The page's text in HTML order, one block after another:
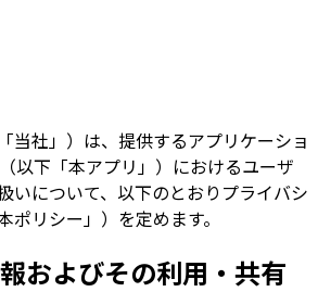
当社」）は、提供するアプリケーショ
以下「本アプリ」）におけるユーザ
いについて、以下のとおりプライバシ
ポリシー」）を定めます。
およびその利用・共有